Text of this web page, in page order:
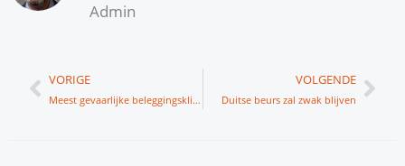
Admin
Vorige
VORIGE
Meest gevaarlijke beleggingsklimaat in 45 jaar
VOLGENDE
Duitse beurs zal zwak blijven